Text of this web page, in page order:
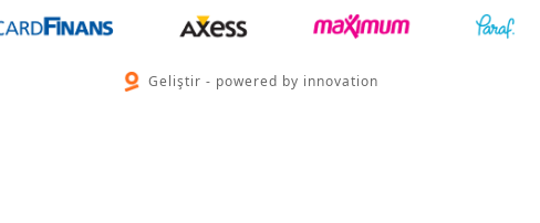
Geliştir - powered by innovation